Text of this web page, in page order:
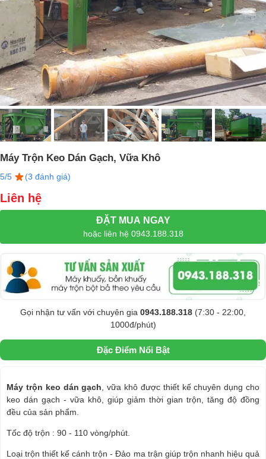
Máy Trộn Keo Dán Gạch, Vữa Khô
5/5 (3 đánh giá)
Liên hệ
ĐẶT MUA NGAY
hoặc liên hệ 0943.188.318
Gọi nhận tư vấn với chuyên gia 0943.188.318 (7:30 - 22:00,
1000đ/phút)
Đặc Điểm Nổi Bật
Máy trộn keo dán gạch , vữa khô được thiết kế chuyên dụng cho
keo dán gạch - vữa khô, giúp giảm thời gian trộn, tăng độ đồng
đều của sản phẩm.
Tốc độ trộn : 90 - 110 vòng/phút.
Loại trộn thiết kế cánh trộn - Đảo ma trận giúp trộn nhanh hiệu quả